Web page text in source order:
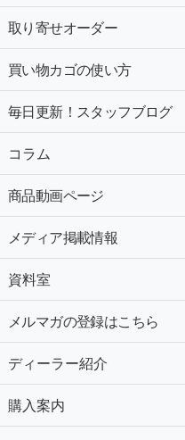
取り寄せオーダー
買い物カゴの使い方
毎日更新！スタッフブログ
コラム
商品動画ページ
メディア掲載情報
資料室
メルマガの登録はこちら
ディーラー紹介
購入案内